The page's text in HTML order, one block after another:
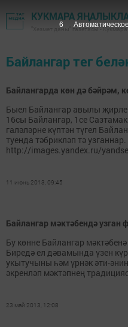
КУКМАРА
"Хезмәт даны" газетасы -
Байлангар тег
Байлангарда көн дә бәйрәм,
Быел Байлангар авылы
16сы Байлангар, 1се
галәләрне күптән түгел
туенда тәбрикләп тә
http://images.yandex.ru/
11 июнь 2013, 09:45
Байлангар мәктәбендә
Бу көнне Байлангар
Биредә ел дәвамында үзен
укытучыны һәм үрнәк әти-
әкренләп мәктәпнең
23 май 2013, 12:08
6